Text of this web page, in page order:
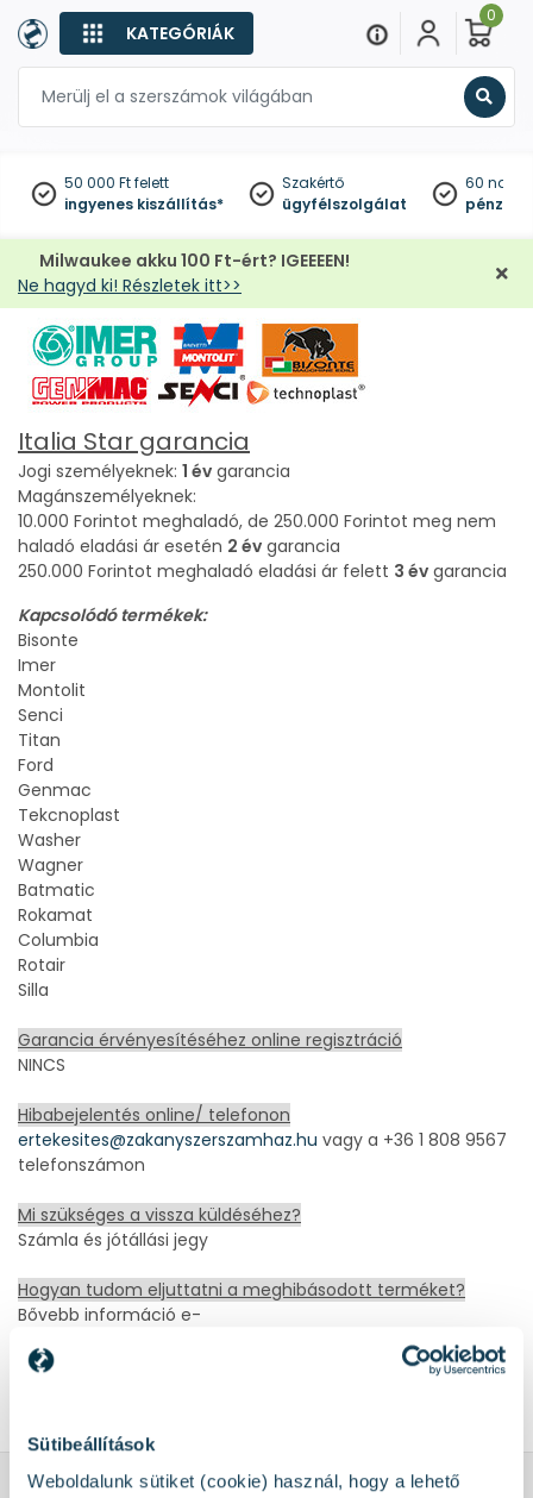
Sütibeállítások
Weboldalunk sütiket (cookie) használ, hogy a lehető
KATEGÓRIÁK
0
50 000 Ft felett
ingyenes kiszállítás*
Szakértő
ügyfélszolgálat
60
Milwaukee akku 100 Ft-ért? IGEEEEN!
Ne hagyd ki! Részletek itt>>
Italia Star garancia
Jogi személyeknek: 1 év garancia
Magánszemélyeknek:
10.000 Forintot meghaladó, de 250.000 Forintot meg nem
haladó eladási ár esetén 2 év garancia
250.000 Forintot meghaladó eladási ár felett 3 év garancia
Kapcsolódó termékek:
Bisonte
Imer
Montolit
Senci
Titan
Ford
Genmac
Tekcnoplast
Washer
Wagner
Batmatic
Rokamat
Columbia
Rotair
Silla
Garancia érvényesítéséhez online regisztráció
NINCS
Hibabejelentés online/ telefonon
ertekesites@zakanyszerszamhaz.hu vagy a +36 1 808 9567
telefonszámon
Mi szükséges a vissza küldéséhez?
Számla és jótállási jegy
Hogyan tudom eljuttatni a meghibásodott terméket?
Bővebb információ e-
vagy a +36 1 808
9567 telefonszámon